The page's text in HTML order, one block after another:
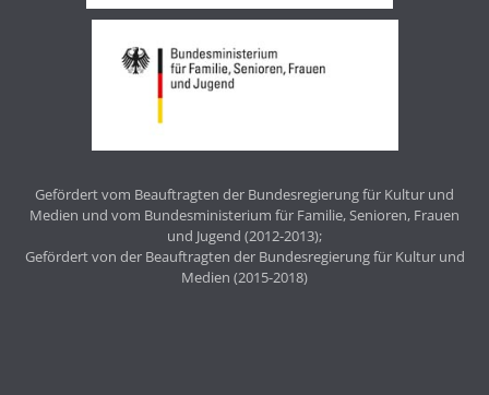
Gefördert vom Beauftragten der Bundesregierung für Kultur und
Medien und vom Bundesministerium für Familie, Senioren, Frauen
und Jugend (2012-2013);
Gefördert von der Beauftragten der Bundesregierung für Kultur und
Medien (2015-2018)